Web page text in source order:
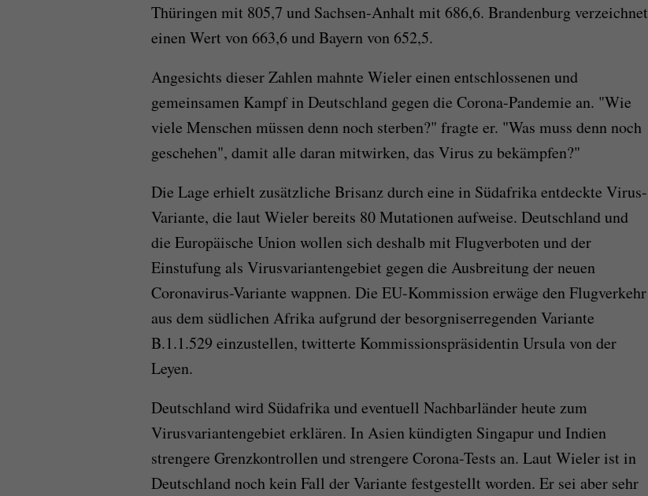
Thüringen mit 805,7 und Sachsen-Anhalt mit 686,6. Brandenburg verzeichnet
einen Wert von 663,6 und Bayern von 652,5.
Angesichts dieser Zahlen mahnte Wieler einen entschlossenen und
gemeinsamen Kampf in Deutschland gegen die Corona-Pandemie an. "Wie
viele Menschen müssen denn noch sterben?" fragte er. "Was muss denn noch
geschehen", damit alle daran mitwirken, das Virus zu bekämpfen?"
Die Lage erhielt zusätzliche Brisanz durch eine in Südafrika entdeckte Virus-
Variante, die laut Wieler bereits 80 Mutationen aufweise. Deutschland und
die Europäische Union wollen sich deshalb mit Flugverboten und der
Einstufung als Virusvariantengebiet gegen die Ausbreitung der neuen
Coronavirus-Variante wappnen. Die EU-Kommission erwäge den Flugverkehr
aus dem südlichen Afrika aufgrund der besorgniserregenden Variante
B.1.1.529 einzustellen, twitterte Kommissionspräsidentin Ursula von der
Leyen.
Deutschland wird Südafrika und eventuell Nachbarländer heute zum
Virusvariantengebiet erklären. In Asien kündigten Singapur und Indien
strengere Grenzkontrollen und strengere Corona-Tests an. Laut Wieler ist in
Deutschland noch kein Fall der Variante festgestellt worden. Er sei aber sehr